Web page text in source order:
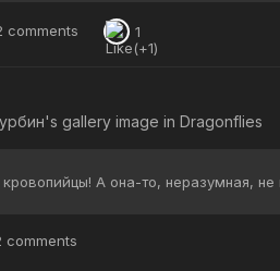
comments 1
's gallery image in Dragonflies
кровопийцы! А она-то, неразумная,
comments